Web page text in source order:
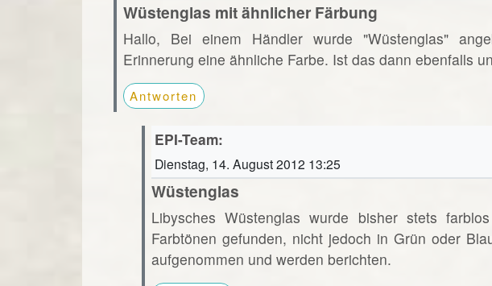
Wüstenglas mit ähnlicher Färbung
Hallo, Bei einem Händler wurde "Wüstenglas"
Erinnerung eine ähnliche Farbe. Ist das dann ebenfalls
Antworten
EPI-Team:
Dienstag, 14. August 2012 13:25
Wüstenglas
Libysches Wüstenglas wurde bisher stets
Farbtönen gefunden, nicht jedoch in Grün oder
aufgenommen und werden berichten.